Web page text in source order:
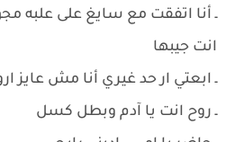
ـ أنا اتفقت مع سايغ على علبه
انت جيبها
ـ ابعتي ار حد غيري أنا مش عايز
ـ روح انت يا آدم وبطل كسل